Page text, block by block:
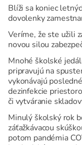
Blíži sa koniec
dovolenky
Veríme, že ste užili
novou silou
Mnohé školské
pripravujú na
vykonávajú
dezinfekcie
či vytváranie
Minulý školský rok
záťažkávacou
potom pandémia